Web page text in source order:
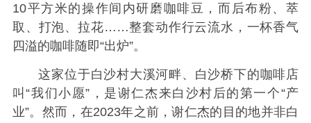
10平方米的操作间内研磨咖啡豆，而后布粉、萃
取、打泡、拉花……整套动作行云流水，一杯香气
四溢的咖啡随即“出炉”。
这家位于白沙村大溪河畔、白沙桥下的咖啡店
叫“我们小愿”，是谢仁杰来白沙村后的第一个“产
业”。然而，在2023年之前，谢仁杰的目的地并非白